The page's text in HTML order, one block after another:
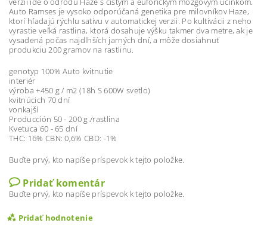
Auto Ramses je vysoko odporúčaná genetika pre milovníkov Haze,
ktorí hľadajú rýchlu sativu v automatickej verzii. Po kultivácii z neho
vyrastie veľká rastlina, ktorá dosahuje výšku takmer dva metre, ak je
vysadená počas najdlhších jarných dní, a môže dosiahnuť
produkciu 200 gramov na rastlinu.
genotyp 100% Auto kvitnutie
interiér
výroba +450 g / m2 (18h S 600W svetlo)
kvitnúcich 70 dní
vonkajší
Producción 50 - 200 g./rastlina
Kvetuca 60 - 65 dní
THC: 16% CBN: 0,6% CBD: -1%
Buďte prvý, kto napíše príspevok k tejto položke.
Pridať komentár
Buďte prvý, kto napíše príspevok k tejto položke.
Pridať hodnotenie